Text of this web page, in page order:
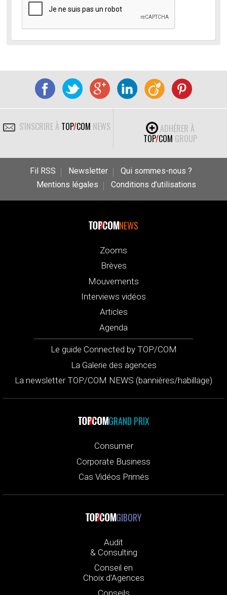
S'INSCRIRE À TOP/COM NEWS
ADHÉRER À
TOP/COM GROUP
Fil RSS Newsletter
Qui sommes-nous ?
Mentions légales
Conditions d’utilisations
NEWS
Zooms
Brèves
Mouvements
Interviews vidéos
Articles
Agenda
Le guide Connected by TOP/COM
La Galerie des agences
La newsletter TOP/COM NEWS (bannières/habillage)
GRAND PRIX
Consumer
Corporate Business
Cas Vidéos Primés
GIBORY
Audit
& Consulting
Conseil en
Choix d’Agences